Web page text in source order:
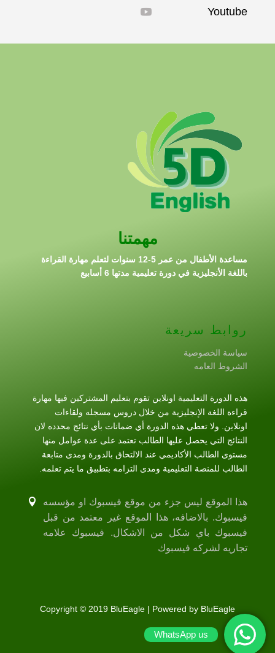
 Youtube
مهمتنا
مساعدة الأطفال من عمر 5-12 سنوات لتعلم مهارة القراءة
باللغة الأنجليزية في دورة تعليمية مدتها 6 أسابيع
روابط سريعة
سياسة الخصوصية
الشروط العامه
هذه الدورة التعليمية اونلاين تقوم بتعليم المشتركين فيها مهارة
قراءة اللغة الإنجليزية من خلال دروس مسجله ولقاءات
اونلاين. ولا تعطي هذه الدورة أي ضمانات بأي نتائج محدده لان
النتائج التي يحصل عليها الطالب تعتمد على عدة عوامل منها
مستوى الطالب الأكاديمي عند الالتحاق بالدورة ومدى متابعة
الطالب للمنصة التعليمية ومدى التزامه بتطبيق ما يتم تعلمه.
هذا الموقع ليس جزء من موقع فيسبوك او مؤسسه
فيسبوك. بالاضافه، هذا الموقع غير معتمد من قبل
فيسبوك باي شكل من الاشكال. فيسبوك علامه
تجاريه لشركه فيسبوك
Copyright © 2019 BluEagle | Powered by BluEagle
WhatsApp us